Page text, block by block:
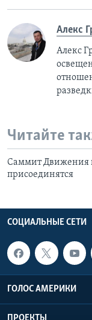
Алекс
Алекс
Читайте
Саммит Движения
присоединятся
СОЦИАЛЬНЫЕ СЕТИ
ГОЛОС АМЕРИКИ
ПРОЕКТЫ